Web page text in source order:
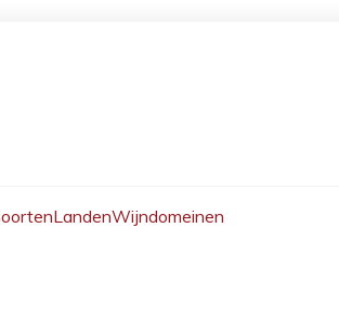
LandenWijndomeinen